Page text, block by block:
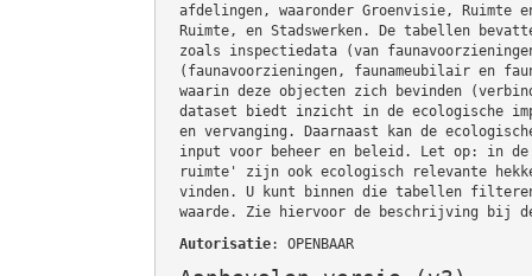
afdelingen, waaronder Groenvisie, Ruimte
Ruimte, en Stadswerken. De tabellen
zoals inspectiedata (van
(faunavoorzieningen, faunameubilair en
waarin deze objecten zich bevinden
dataset biedt inzicht in de ecologische
en vervanging. Daarnaast kan de
input voor beheer en beleid. Let op: in de
ruimte' zijn ook ecologisch relevante
vinden. U kunt binnen die tabellen
waarde. Zie hiervoor de beschrijving bij
Autorisatie: OPENBAAR